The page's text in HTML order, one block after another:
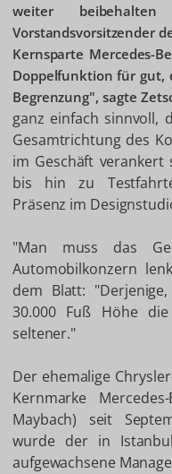
weiter
Vorstandsvorsitzender
Kernsparte Mercedes-
Doppelfunktion für gut,
Begrenzung", sagte
ganz einfach sinnvoll,
Gesamtrichtung des
im Geschäft verankert
bis hin zu
Präsenz im
"Man muss das
Automobilkonzern
dem Blatt:
30.000 Fuß Höhe
seltener."
Der ehemalige
Kernmarke
Maybach) seit
wurde der in
aufgewachsene